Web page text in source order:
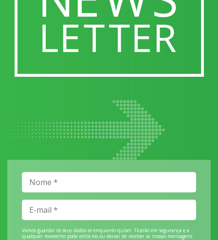
Vamos guardar os seus dados só enquanto quiser. Ficarão em segurança e a
qualquer momento pode editá-los ou deixar de receber as nossas mensagens.